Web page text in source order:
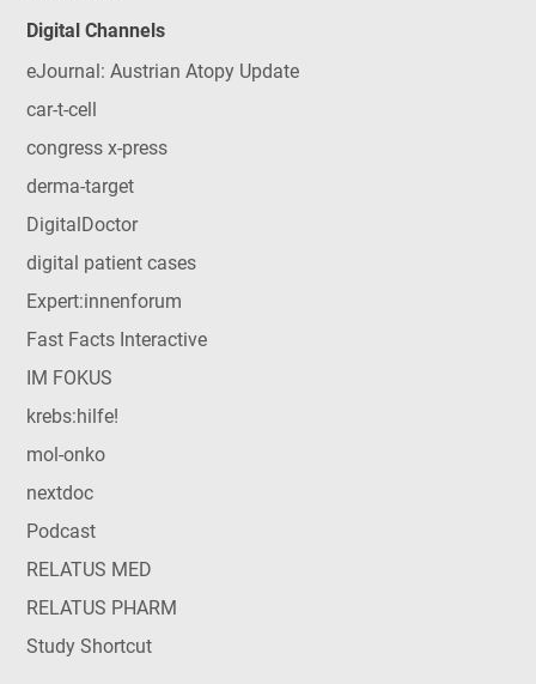
Digital Channels
eJournal: Austrian Atopy Update
car-t-cell
congress x-press
derma-target
DigitalDoctor
digital patient cases
Expert:innenforum
Fast Facts Interactive
IM FOKUS
krebs:hilfe!
mol-onko
nextdoc
Podcast
RELATUS MED
RELATUS PHARM
Study Shortcut